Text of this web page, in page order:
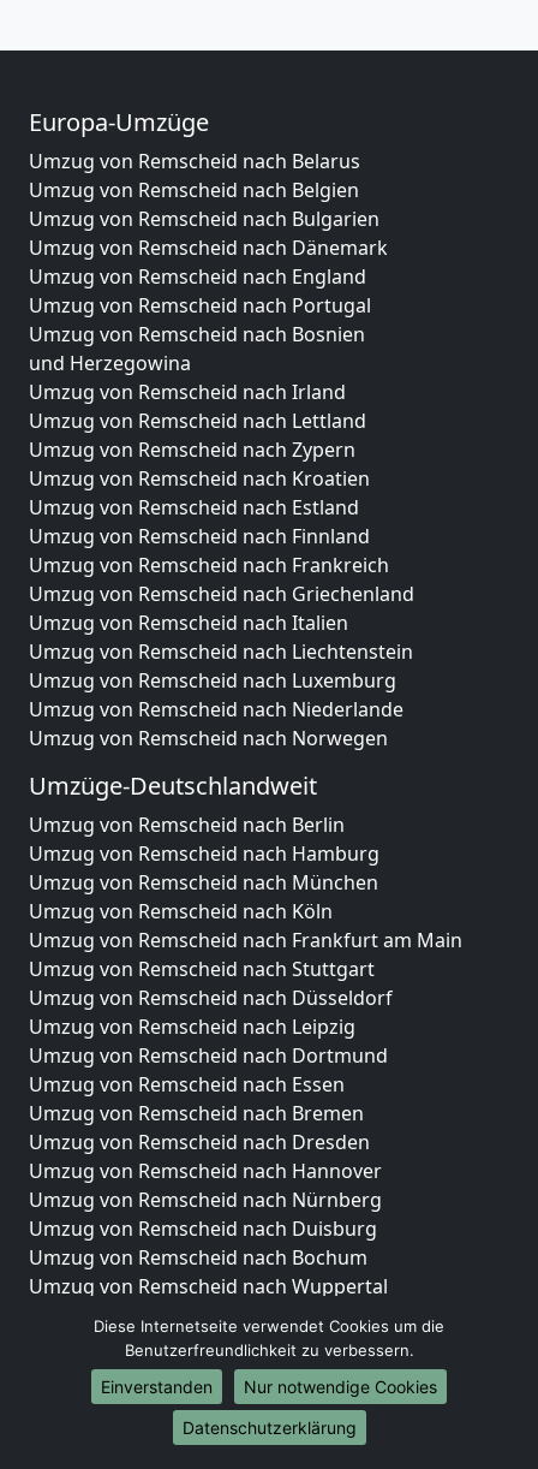
Europa-Umzüge
Umzug von Remscheid nach Belarus
Umzug von Remscheid nach Belgien
Umzug von Remscheid nach Bulgarien
Umzug von Remscheid nach Dänemark
Umzug von Remscheid nach England
Umzug von Remscheid nach Portugal
Umzug von Remscheid nach Bosnien
und Herzegowina
Umzug von Remscheid nach Irland
Umzug von Remscheid nach Lettland
Umzug von Remscheid nach Zypern
Umzug von Remscheid nach Kroatien
Umzug von Remscheid nach Estland
Umzug von Remscheid nach Finnland
Umzug von Remscheid nach Frankreich
Umzug von Remscheid nach Griechenland
Umzug von Remscheid nach Italien
Umzug von Remscheid nach Liechtenstein
Umzug von Remscheid nach Luxemburg
Umzug von Remscheid nach Niederlande
Umzug von Remscheid nach Norwegen
Umzüge-Deutschlandweit
Umzug von Remscheid nach Berlin
Umzug von Remscheid nach Hamburg
Umzug von Remscheid nach München
Umzug von Remscheid nach Köln
Umzug von Remscheid nach Frankfurt am Main
Umzug von Remscheid nach Stuttgart
Umzug von Remscheid nach Düsseldorf
Umzug von Remscheid nach Leipzig
Umzug von Remscheid nach Dortmund
Umzug von Remscheid nach Essen
Umzug von Remscheid nach Bremen
Umzug von Remscheid nach Dresden
Umzug von Remscheid nach Hannover
Umzug von Remscheid nach Nürnberg
Umzug von Remscheid nach Duisburg
Umzug von Remscheid nach Bochum
Umzug von Remscheid nach Wuppertal
Umzug von Remscheid nach Bielefeld
Umzug von Remscheid nach Bonn
Umzug von Remscheid nach Münster
Internationale-Umzüge
Diese Internetseite verwendet Cookies um die
Benutzerfreundlichkeit zu verbessern.
Einverstanden
Nur notwendige Cookies
Datenschutzerklärung